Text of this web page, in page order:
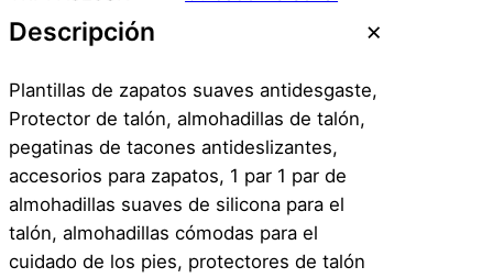
Descripción
Plantillas de zapatos suaves antidesgaste,
Protector de talón, almohadillas de talón,
pegatinas de tacones antideslizantes,
accesorios para zapatos, 1 par 1 par de
almohadillas suaves de silicona para el
talón, almohadillas cómodas para el
cuidado de los pies, protectores de talón